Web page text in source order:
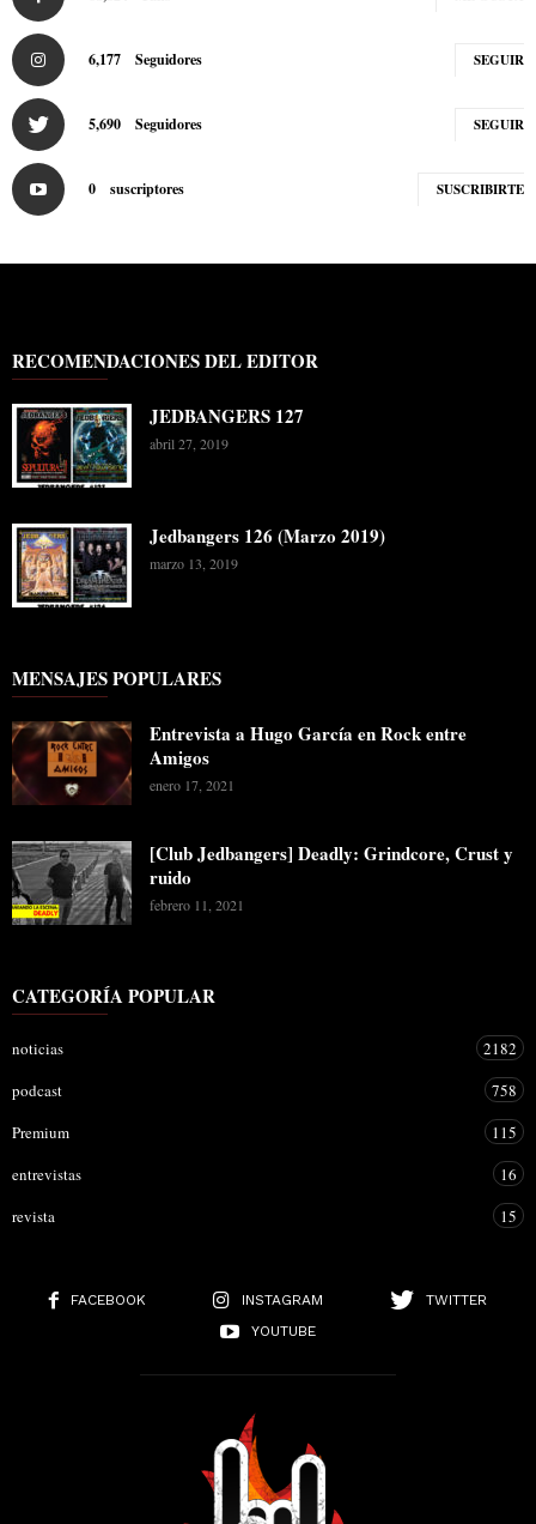
6,177 Seguidores SEGUIR
5,690 Seguidores SEGUIR
0 suscriptores SUSCRIBIRTE
RECOMENDACIONES DEL EDITOR
JEDBANGERS 127
abril 27, 2019
Jedbangers 126 (Marzo 2019)
marzo 13, 2019
MENSAJES POPULARES
Entrevista a Hugo García en Rock entre
Amigos
enero 17, 2021
[Club Jedbangers] Deadly: Grindcore, Crust y
ruido
febrero 11, 2021
CATEGORÍA POPULAR
noticias
2182
podcast
758
Premium
115
entrevistas
16
revista
15
FACEBOOK INSTAGRAM
TWITTER
YOUTUBE